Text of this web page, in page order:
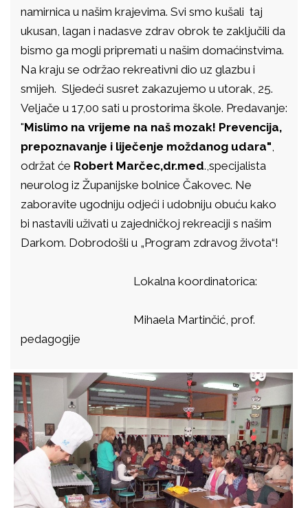
namirnica u našim krajevima. Svi smo kušali taj
ukusan, lagan i nadasve zdrav obrok te zaključili da
bismo ga mogli pripremati u našim domaćinstvima.
Na kraju se održao rekreativni dio uz glazbu i
smijeh. Sljedeći susret zakazujemo u utorak, 25.
Veljače u 17,00 sati u prostorima škole. Predavanje:
"Mislimo na vrijeme na naš mozak! Prevencija,
prepoznavanje i liječenje moždanog udara",
održat će Robert Marčec,dr.med.,specijalista
neurolog iz Županijske bolnice Čakovec. Ne
zaboravite ugodniju odjeći i udobniju obuću kako
bi nastavili uživati u zajedničkoj rekreaciji s našim
Darkom. Dobrodošli u „Program zdravog života“!
Lokalna koordinatorica:
Mihaela Martinčić, prof.
pedagogije